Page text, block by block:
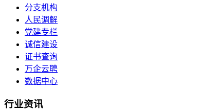
分支机构
人民调解
党建专栏
诚信建设
证书查询
万企云聘
数据中心
行业资讯